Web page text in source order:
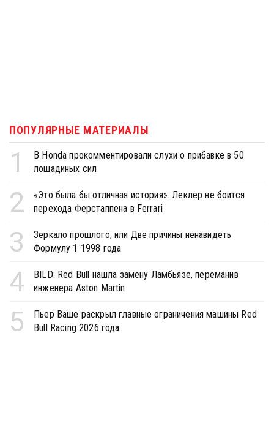
ПОПУЛЯРНЫЕ МАТЕРИАЛЫ
1
В Honda прокомментировали слухи о прибавке в 50
лошадиных сил
2
«Это была бы отличная история». Леклер не боится
перехода Ферстаппена в Ferrari
3
Зеркало прошлого, или Две причины ненавидеть
Формулу 1 1998 года
4
BILD: Red Bull нашла замену Ламбьязе, переманив
инженера Aston Martin
5
Пьер Ваше раскрыл главные ограничения машины Red
Bull Racing 2026 года